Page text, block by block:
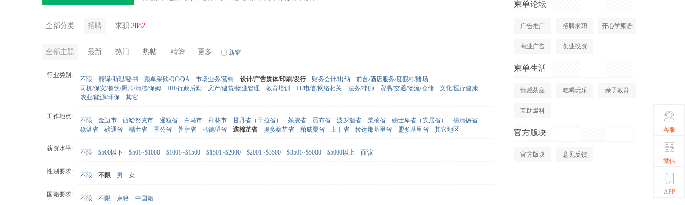
柬单论坛
广告推广 招聘求职 开心学柬语
商业广告 创业投资
柬单生活
情感茶座 吃喝玩乐 亲子教育
互助爆料
官方版块
官方版块 意见反馈
全部分类 招聘 求职 2882
全部主题 最新 热门 热帖 精华 更多 新窗
行业类别:
不限 翻译/助理/秘书 跟单采购/QC/QA 市场业务/营销 设计/广告媒体/印刷/发行 财务会计/出纳
前台/酒店服务/度假村/赌场
司机/保安/餐饮/厨师/清洁/保姆
HR/行政后勤 房产/建筑/物业管理 教育培训 IT/电信/网络相关 法务/律师 贸易/交通/物流/仓储
文化/医疗健康
农业/能源/环保
其它
工作地点:
不限 金边市 西哈努克市 暹粒省 白马市 拜林市 甘丹省（干拉省） 茶胶省 贡布省 波罗勉省 柴桢省 磅士卑省（实居省）
磅清扬省
磅湛省
磅通省 桔井省 国公省 菩萨省 马德望省 迭棉芷省 奥多棉芷省 柏威夏省 上丁省 拉达那基里省 盟多基里省 其它地区
薪资水平:
不限 $500以下 $501~$1000 $1001~$1500 $1501~$2000 $2001~$3500 $3501~$5000 $5000以上 面议
性别要求:
不限 不限 男 女
国籍要求:
不限 不限 柬籍 中国籍
客服
微信
APP